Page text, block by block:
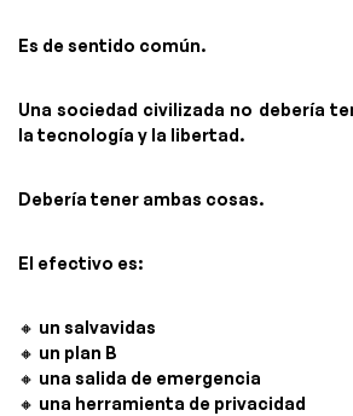
Es de sentido común.
Una sociedad civilizada no debería
la tecnología y la libertad.
Debería tener ambas cosas.
El efectivo es:
🔸 un salvavidas
🔸 un plan B
🔸 una salida de emergencia
🔸 una herramienta de privacidad